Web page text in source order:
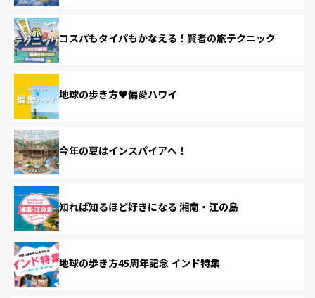
コスパもタイパもかなえる！賢者の旅テクニック
地球の歩き方♥偏愛ハワイ
今年の夏はインスパイアへ！
知れば知るほど好きになる 湘南・江の島
地球の歩き方45周年記念 インド特集